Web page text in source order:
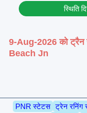
स्थिति
9-Aug-2026 को
Beach Jn
PNR स्टेटस ट्रेन रनिंग